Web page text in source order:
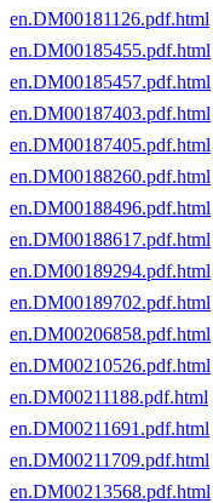
en.DM00181126.pdf.html
en.DM00185455.pdf.html
en.DM00185457.pdf.html
en.DM00187403.pdf.html
en.DM00187405.pdf.html
en.DM00188260.pdf.html
en.DM00188496.pdf.html
en.DM00188617.pdf.html
en.DM00189294.pdf.html
en.DM00189702.pdf.html
en.DM00206858.pdf.html
en.DM00210526.pdf.html
en.DM00211188.pdf.html
en.DM00211691.pdf.html
en.DM00211709.pdf.html
en.DM00213568.pdf.html